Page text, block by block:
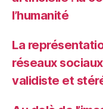
l’humanité
La
réseaux
validiste et